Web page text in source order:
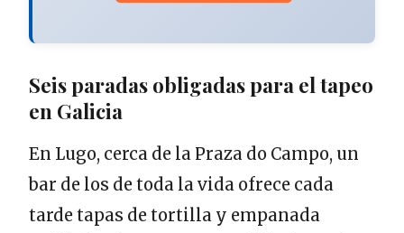
Seis paradas obligadas para el tapeo
en Galicia
En Lugo, cerca de la Praza do Campo, un
bar de los de toda la vida ofrece cada
tarde tapas de tortilla y empanada